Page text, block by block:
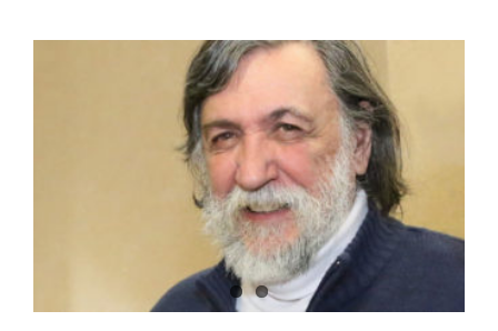
Daniel Dugès : Voyages énigmatiques à Rennes-Le-
Château